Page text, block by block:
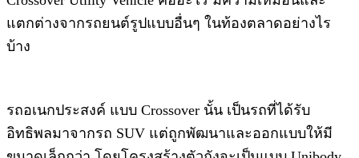
แตกต่าง​จาก​รถยนต์​รูปแบบอื่นๆ​ ในท้องตลาดอย่างไร
บ้าง
รถอเนกประสงค์ แบบ​ Crossover นั้น​ เป็นรถที่ได้รับ
อิทธิพล​มาจากรถ SUV แต่ถูกพัฒนา​และออกแบบให้มี